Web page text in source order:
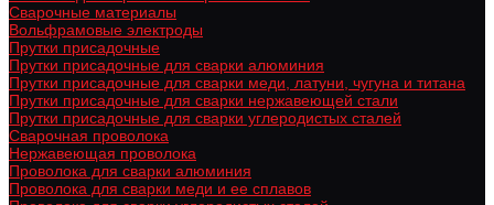
Сварочные материалы
Вольфрамовые электроды
Прутки присадочные
Прутки присадочные для сварки алюминия
Прутки присадочные для сварки меди, латуни, чугуна и титана
Прутки присадочные для сварки нержавеющей стали
Прутки присадочные для сварки углеродистых сталей
Сварочная проволока
Нержавеющая проволока
Проволока для сварки алюминия
Проволока для сварки меди и ее сплавов